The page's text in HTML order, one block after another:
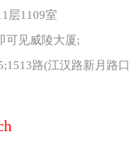
层1109室
可见威陵大厦;
路(江汉路新月路